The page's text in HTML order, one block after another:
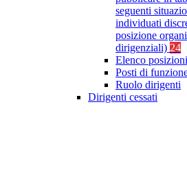
seguenti
individuati
posizione
dirigenziali) 24
Elenco
Posti di
Ruolo dirigenti
Dirigenti cessati